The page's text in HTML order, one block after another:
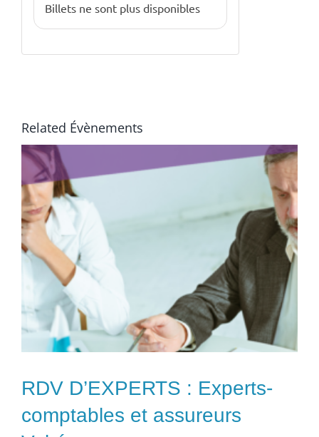
Billets ne sont plus disponibles
Related Évènements
RDV D’EXPERTS : Experts-
comptables et assureurs